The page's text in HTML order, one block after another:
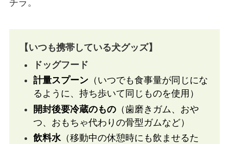
チラ。
【いつも携帯している犬グッズ】
ドッグフード
計量スプーン（いつでも食事量が同じにな
るように、持ち歩いて同じものを使用）
開封後要冷蔵のもの（歯磨きガム、おや
つ、おもちゃ代わりの骨型ガムなど）
飲料水（移動中の休憩時にも飲ませるた